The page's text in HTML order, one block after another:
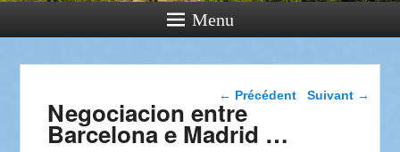
Menu
Navigation dans les
← Précédent Suivant →
Negociacion entre
Barcelona e Madrid …